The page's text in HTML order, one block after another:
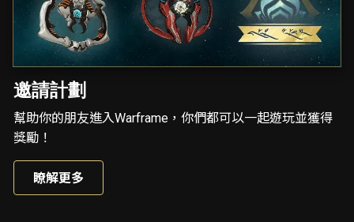
邀請計劃
幫助你的朋友進入Warframe，你們都可以一起遊玩並獲得
獎勵！
瞭解更多